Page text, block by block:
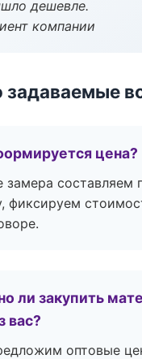
дешевле.
компании
задаваемые
цена?
замера составляем
фиксируем
ли закупить
вас?
оптовые